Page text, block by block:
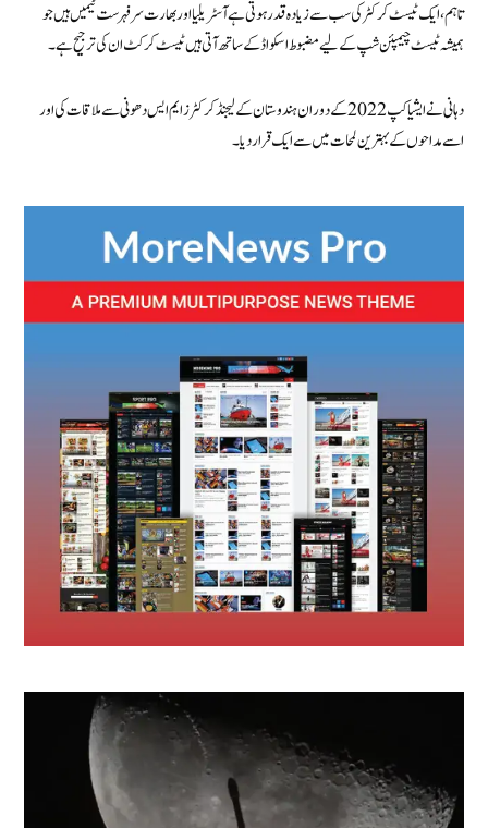
تاہم، ایک ٹیسٹ کرکٹر کی سب سے زیادہ قدر ہوتی ہےآسٹریلیا اور بھارت سرفہرست ٹیمیں ہیں جو
ہمیشہ ٹیسٹ چیمپئن شپ کے لیے مضبوط اسکواڈ کے ساتھ آتی ہیں ٹیسٹ کرکٹ ان کی ترجیح ہے۔
دہانی نے ایشیا کپ 2022 کے دوران ہندوستان کے لیجنڈ کرکٹرز ایم ایس دھونی سے ملاقات کی اور
اسے مداحوں کے بہترین لمحات میں سے ایک قرار دیا۔